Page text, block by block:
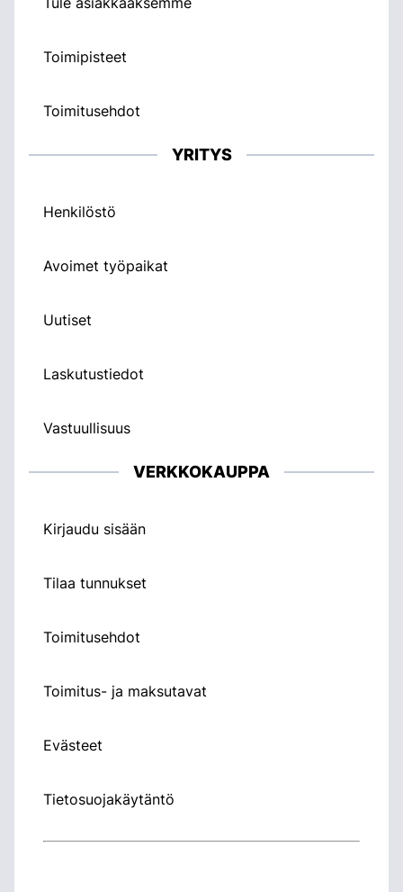
Toimipisteet
Toimitusehdot
YRITYS
Henkilöstö
Avoimet työpaikat
Uutiset
Laskutustiedot
Vastuullisuus
VERKKOKAUPPA
Kirjaudu sisään
Tilaa tunnukset
Toimitusehdot
Toimitus- ja maksutavat
Evästeet
Tietosuojakäytäntö